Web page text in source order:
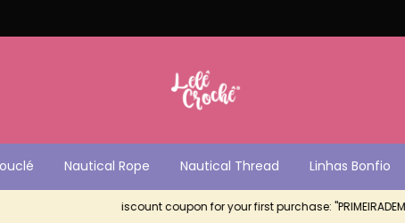
Nautical Rope Nautical Thread Linhas Bonfio
iscount coupon for your first purchase: